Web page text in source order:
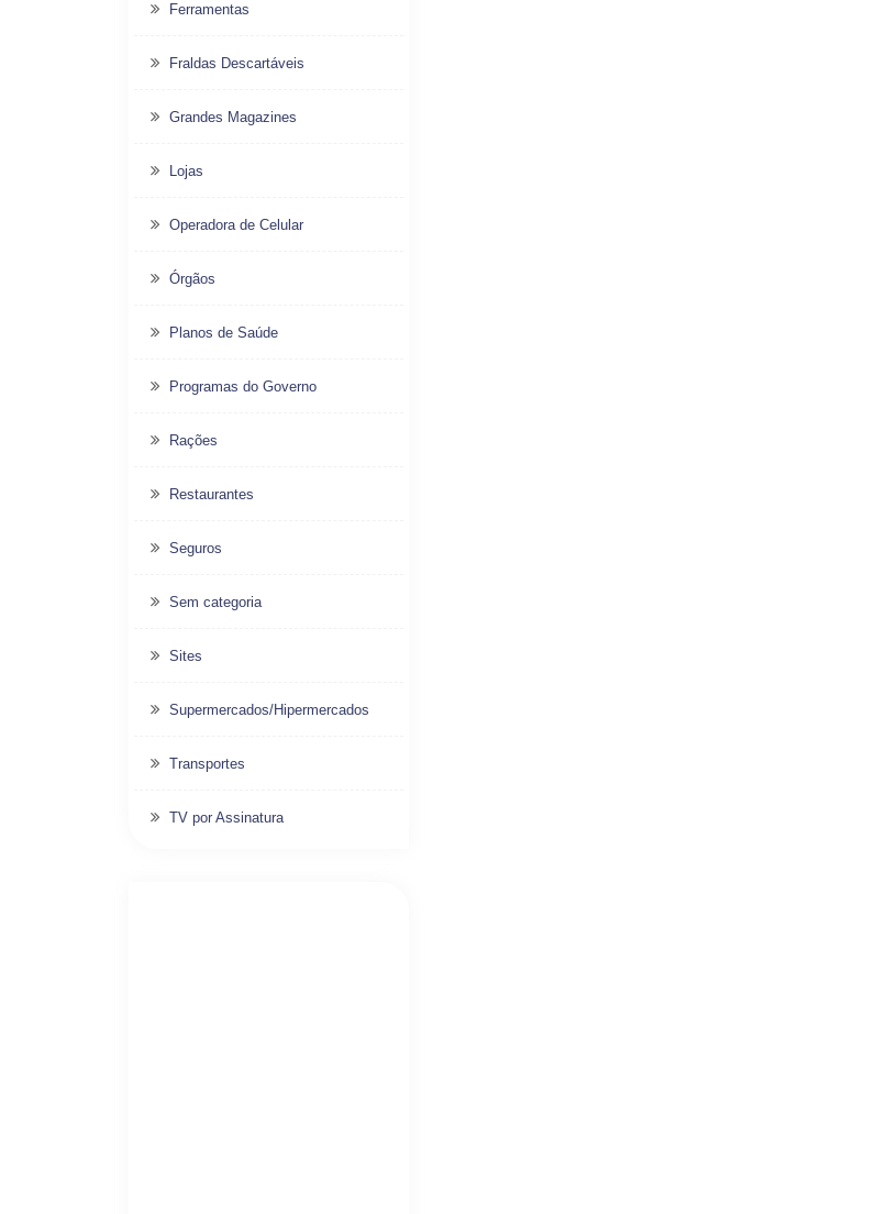
Ferramentas
Fraldas Descartáveis
Grandes Magazines
Lojas
Operadora de Celular
Órgãos
Planos de Saúde
Programas do Governo
Rações
Restaurantes
Seguros
Sem categoria
Sites
Supermercados/Hipermercados
Transportes
TV por Assinatura